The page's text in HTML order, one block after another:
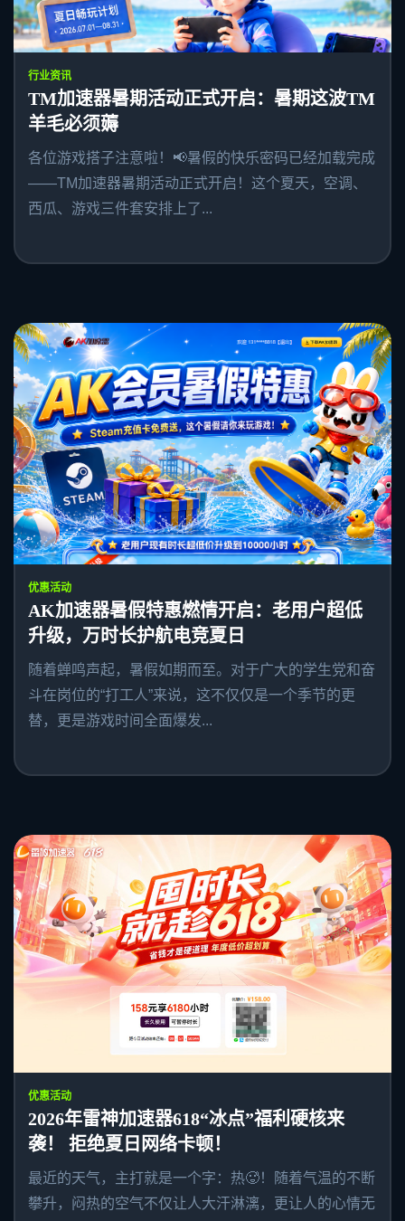
行业资讯
TM加速器暑期活动正式开启：暑期这波TM
羊毛必须薅
各位游戏搭子注意啦！📢暑假的快乐密码已经加载完成
——TM加速器暑期活动正式开启！这个夏天，空调、
西瓜、游戏三件套安排上了...
优惠活动
AK加速器暑假特惠燃情开启：老用户超低
升级，万时长护航电竞夏日
随着蝉鸣声起，暑假如期而至。对于广大的学生党和奋
斗在岗位的“打工人”来说，这不仅仅是一个季节的更
替，更是游戏时间全面爆发...
优惠活动
2026年雷神加速器618“冰点”福利硬核来
袭！ 拒绝夏日网络卡顿！
最近的天气，主打就是一个字：热🥵！随着气温的不断
攀升，闷热的空气不仅让人大汗淋漓，更让人的心情无